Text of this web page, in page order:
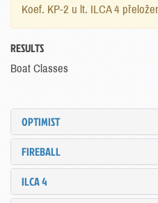
Koef. KP-2 u lt. ILCA 4
RESULTS
Boat Classes
OPTIMIST
FIREBALL
ILCA 4